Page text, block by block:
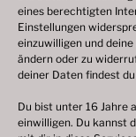
eines berechtigten
Einstellungen
einzuwilligen und
ändern oder zu
deiner Daten findest
Du bist unter 16 Jahre
einwilligen. Du kannst
© 2003 – 2025
|Cookie-